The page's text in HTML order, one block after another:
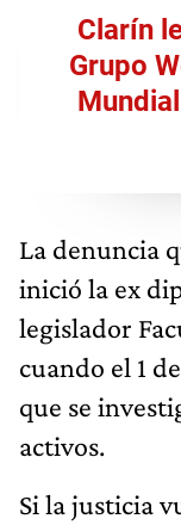
Clarín
Grupo
La denuncia
inició la ex
legislador
cuando el 1
que se
activos.
Si la justicia